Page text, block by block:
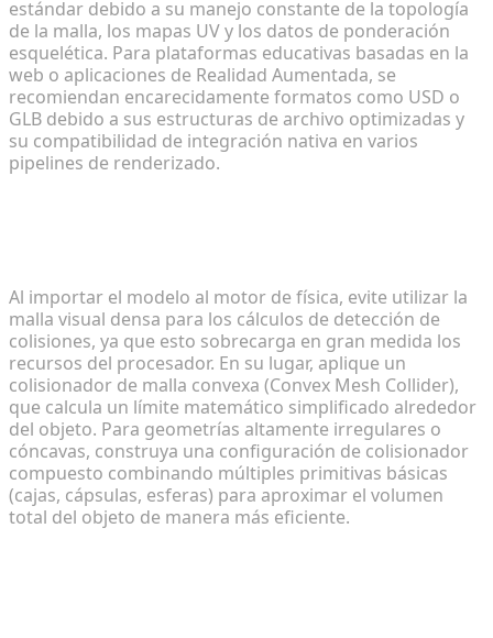
estándar debido a su manejo constante de la topología
de la malla, los mapas UV y los datos de ponderación
esquelética. Para plataformas educativas basadas en la
web o aplicaciones de Realidad Aumentada, se
recomiendan encarecidamente formatos como USD o
GLB debido a sus estructuras de archivo optimizadas y
su compatibilidad de integración nativa en varios
pipelines de renderizado.
Al importar el modelo al motor de física, evite utilizar la
malla visual densa para los cálculos de detección de
colisiones, ya que esto sobrecarga en gran medida los
recursos del procesador. En su lugar, aplique un
colisionador de malla convexa (Convex Mesh Collider),
que calcula un límite matemático simplificado alrededor
del objeto. Para geometrías altamente irregulares o
cóncavas, construya una configuración de colisionador
compuesto combinando múltiples primitivas básicas
(cajas, cápsulas, esferas) para aproximar el volumen
total del objeto de manera más eficiente.